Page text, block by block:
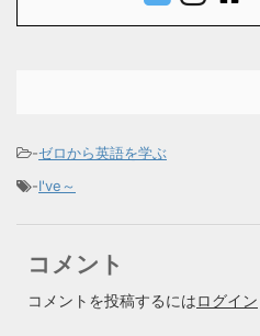
-ゼロから英語を学ぶ
-I've～
コメント
コメントを投稿するにはログイン